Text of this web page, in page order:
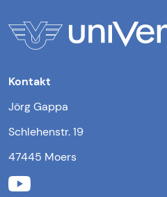
Kontakt
Jörg Gappa
Schlehenstr. 19
47445 Moers